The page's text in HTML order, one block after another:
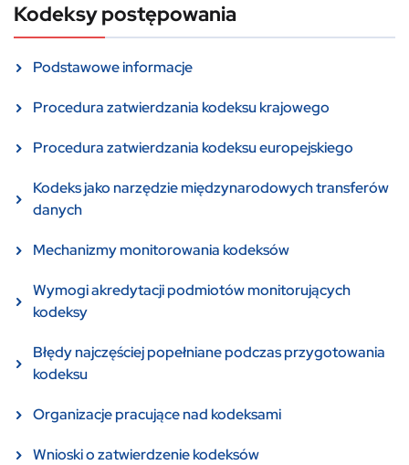
Kodeksy postępowania
Podstawowe informacje
Procedura zatwierdzania kodeksu krajowego
Procedura zatwierdzania kodeksu europejskiego
Kodeks jako narzędzie międzynarodowych transferów
danych
Mechanizmy monitorowania kodeksów
Wymogi akredytacji podmiotów monitorujących
kodeksy
Błędy najczęściej popełniane podczas przygotowania
kodeksu
Organizacje pracujące nad kodeksami
Wnioski o zatwierdzenie kodeksów